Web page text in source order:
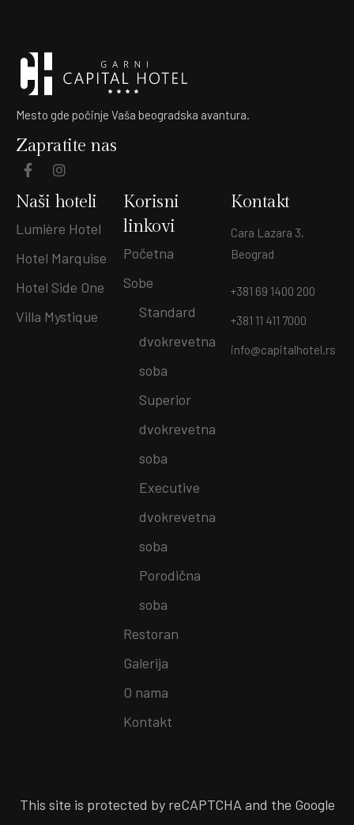
Mesto gde počinje Vaša beogradska avantura.
Zapratite nas
Naši hoteli
Lumière Hotel
Hotel Marquise
Hotel Side One
Villa Mystique
Korisni
linkovi
Početna
Sobe
Standard
dvokrevetna
soba
Superior
dvokrevetna
soba
Executive
dvokrevetna
soba
Porodična
soba
Restoran
Galerija
O nama
Kontakt
Kontakt
Cara Lazara 3,
Beograd
+381 69 1400 200
+381 11 411 7000
info@capitalhotel.rs
This site is protected by reCAPTCHA and the Google